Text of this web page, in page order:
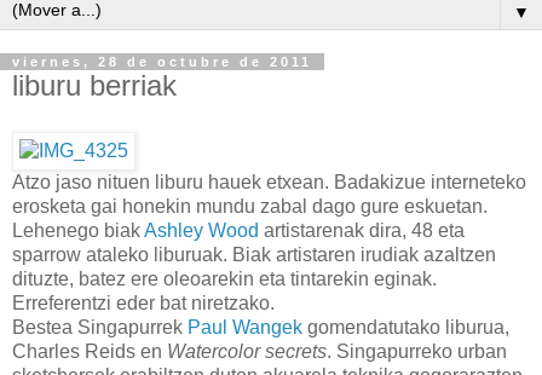
▼
viernes, 28 de octubre de 2011
liburu berriak
Atzo jaso nituen liburu hauek etxean. Badakizue interneteko
erosketa gai honekin mundu zabal dago gure eskuetan.
Lehenego biakAshley Wood artistarenak dira, 48 eta
sparrow ataleko liburuak. Biak artistaren irudiak azaltzen
dituzte, batez ere oleoarekin eta tintarekin eginak.
Erreferentzi eder bat niretzako.
Bestea Singapurrek Paul Wangek gomendatutako liburua,
Charles Reids en Watercolor secrets. Singapurreko urban